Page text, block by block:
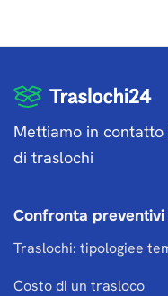
Mettiamo in
di traslochi
Confronta preventivi
Traslochi: tipologiee
Costo di un trasloco